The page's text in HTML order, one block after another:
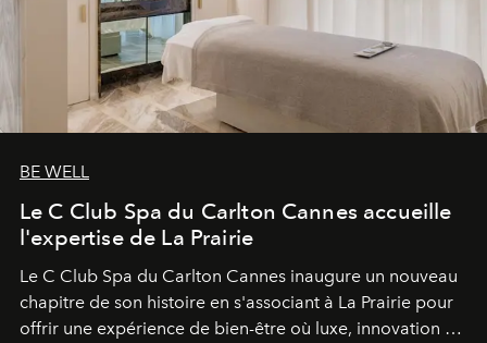
BE WELL
Le C Club Spa du Carlton Cannes accueille
l'expertise de La Prairie
Le C Club Spa du Carlton Cannes inaugure un nouveau
chapitre de son histoire en s'associant à La Prairie pour
offrir une expérience de bien-être où luxe, innovation et